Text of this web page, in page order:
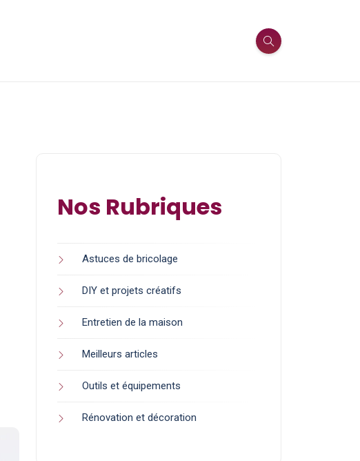
Nos Rubriques
Astuces de bricolage
DIY et projets créatifs
Entretien de la maison
Meilleurs articles
Outils et équipements
Rénovation et décoration